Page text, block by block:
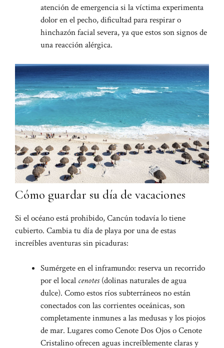
atención de emergencia si la víctima experimenta
dolor en el pecho, dificultad para respirar o
hinchazón facial severa, ya que estos son signos de
una reacción alérgica.
Cómo guardar su día de vacaciones
Si el océano está prohibido, Cancún todavía lo tiene
cubierto. Cambia tu día de playa por una de estas
increíbles aventuras sin picaduras:
Sumérgete en el inframundo: reserva un recorrido
por el local cenotes(dolinas naturales de agua
dulce). Como estos ríos subterráneos no están
conectados con las corrientes oceánicas, son
completamente inmunes a las medusas y los piojos
de mar. Lugares como Cenote Dos Ojos o Cenote
Cristalino ofrecen aguas increíblemente claras y